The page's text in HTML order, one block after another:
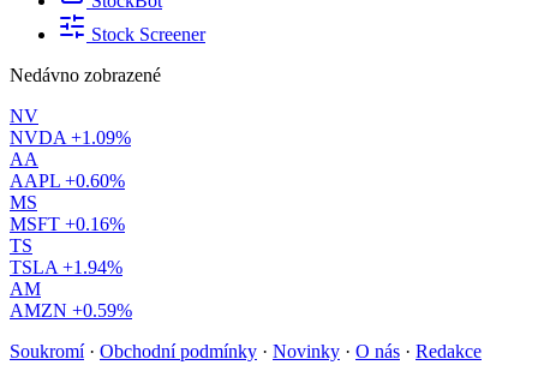
Stock Screener
Nedávno zobrazené
NV
NVDA +1.09%
AA
AAPL +0.60%
MS
MSFT +0.16%
TS
TSLA +1.94%
AM
AMZN +0.59%
Soukromí · Obchodní podmínky · Novinky · O nás · Redakce